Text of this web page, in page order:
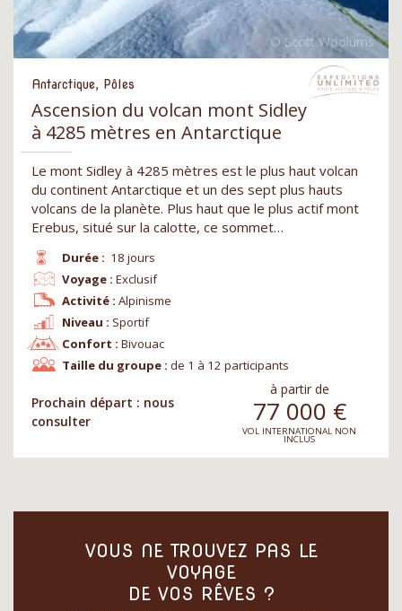
Antarctique, Pôles
Ascension du volcan mont Sidley
à 4285 mètres en Antarctique
Le mont Sidley à 4285 mètres est le plus haut volcan
du continent Antarctique et un des sept plus hauts
volcans de la planète. Plus haut que le plus actif mont
Erebus, situé sur la calotte, ce sommet…
Durée : 18 jours
Niveau : Sportif
Voyage : Exclusif
Confort : Bivouac
Activité : Alpinisme
Taille du groupe : de 1 à 12 participants
Prochain départ : nous
consulter
à partir de
77 000 €
VOL INTERNATIONAL NON
INCLUS
VOUS NE TROUVEZ PAS LE
VOYAGE
DE VOS RÊVES ?